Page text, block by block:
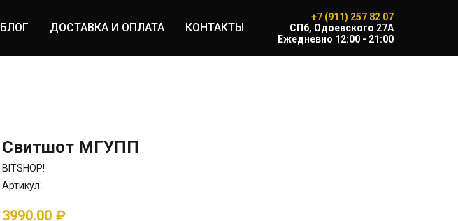
БЛОГ ДОСТАВКА И ОПЛАТА КОНТАКТЫ
+7 (911) 257 82 07
CПб, Одоевского 27А
Ежедневно 12:00 - 21:00
Свитшот МГУПП
BITSHOP!
Артикул:
3990.00 ₽